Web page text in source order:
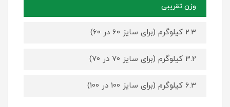
وزن تقریبی
2.3 کیلوگرم (برای سایز 60 در 60)
3.2 کیلوگرم (برای سایز 70 در 70)
6.3 کیلوگرم (برای سایز 100 در 100)